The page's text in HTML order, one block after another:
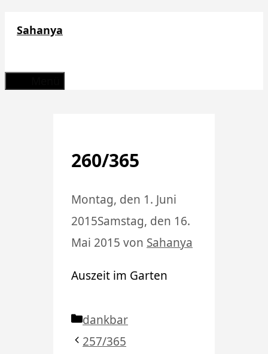
Sahanya
260/365
Montag, den 1. Juni
2015Samstag, den 16.
Mai 2015 von Sahanya
Auszeit im Garten
Kategorien
dankbar
257/365